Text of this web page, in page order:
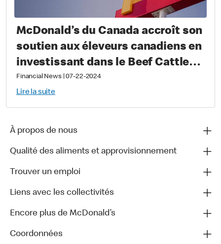
McDonald’s du Canada accroît son
soutien aux éleveurs canadiens en
investissant dans le Beef Cattle
Research Council
Financial News|07-22-2024
Lire la suite
À propos de nous
Qualité des aliments et approvisionnement
Trouver un emploi
Liens avec les collectivités
Encore plus de McDonald’s
Coordonnées